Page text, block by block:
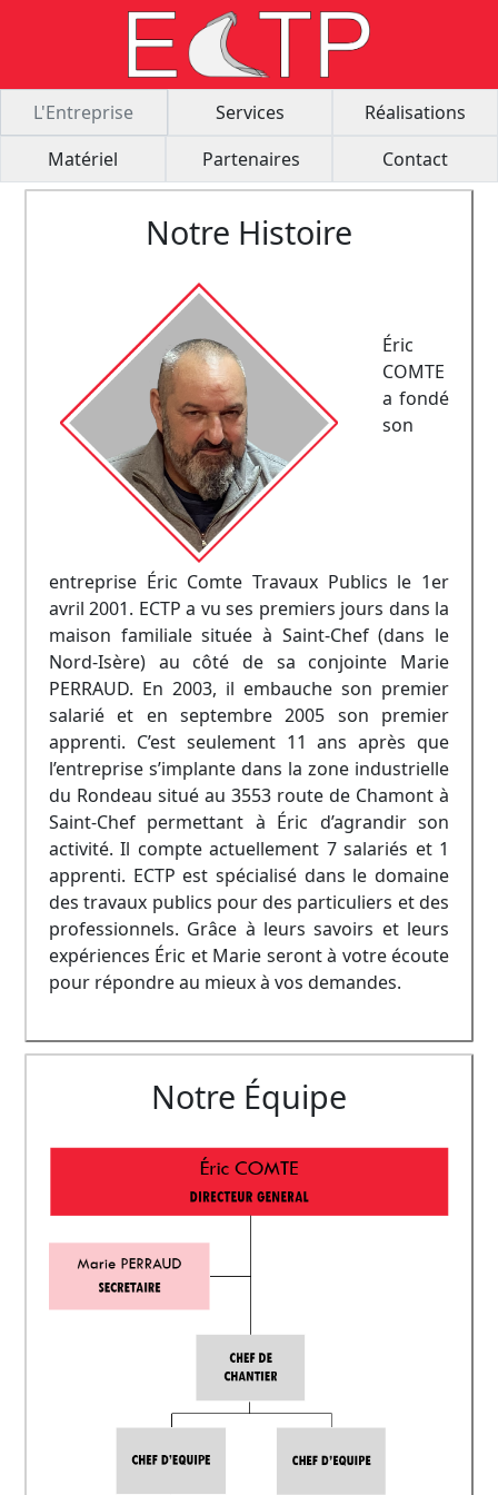
L'Entreprise Services
Réalisations
Matériel
Partenaires Contact
Notre Histoire
Éric
COMTE
a fondé
son
entreprise Éric Comte Travaux Publics le 1er
avril 2001. ECTP a vu ses premiers jours dans la
maison familiale située à Saint-Chef (dans le
Nord-Isère) au côté de sa conjointe Marie
PERRAUD. En 2003, il embauche son premier
salarié et en septembre 2005 son premier
apprenti. C’est seulement 11 ans après que
l’entreprise s’implante dans la zone industrielle
du Rondeau situé au 3553 route de Chamont à
Saint-Chef permettant à Éric d’agrandir son
activité. Il compte actuellement 7 salariés et 1
apprenti. ECTP est spécialisé dans le domaine
des travaux publics pour des particuliers et des
professionnels. Grâce à leurs savoirs et leurs
expériences Éric et Marie seront à votre écoute
pour répondre au mieux à vos demandes.
Notre Équipe